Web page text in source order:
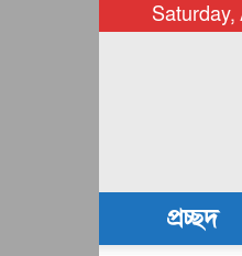
Saturday,
প্রচ্ছদ